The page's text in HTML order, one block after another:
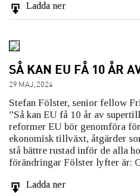
Ladda ner
SÅ KAN EU FÅ 10 ÅR
29 MAJ, 2024
Stefan Fölster, senior fellow
”Så kan EU få 10 år av
reformer EU bör genomföra
ekonomisk tillväxt, åtgärder
stå bättre rustad inför de alla
förändringar Fölster lyfter är:
Ladda ner